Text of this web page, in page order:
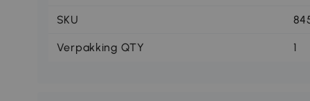
SKU
Verpakking QTY 1